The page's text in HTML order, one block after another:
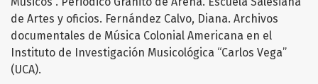
de Artes y oficios. Fernández Calvo, Diana. Archivos
documentales de Música Colonial Americana en el
Instituto de Investigación Musicológica “Carlos Vega”
(UCA).